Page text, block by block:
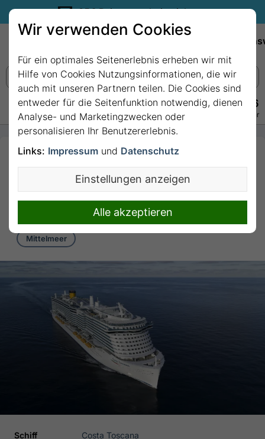
35€ Reisegutschein sichern.
+49 228 3875 7256
Persönlich · Kostenlos · Täglich 08–22 Uhr
7 Nächte - Spanien, Italien,
Frankreich mit Costa
Toscana
7 Nächte von/bis Barcelona
Mittelmeer
Schiff
Costa Toscana
Wir verwenden Cookies
Für ein optimales Seitenerlebnis erheben wir mit
Hilfe von Cookies Nutzungsinformationen, die wir
auch mit unseren Partnern teilen. Die Cookies sind
entweder für die Seitenfunktion notwendig, dienen
Analyse- und Marketingzwecken oder
personalisieren Ihr Benutzererlebnis.
Links: Impressum und Datenschutz
Einstellungen anzeigen
Alle akzeptieren